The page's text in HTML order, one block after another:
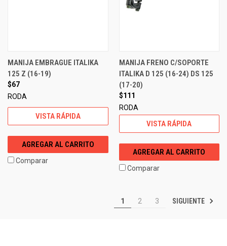
MANIJA EMBRAGUE ITALIKA
125 Z (16-19)
$67
RODA
VISTA RÁPIDA
AGREGAR AL CARRITO
Comparar
MANIJA FRENO C/SOPORTE
ITALIKA D 125 (16-24) DS 125
(17-20)
$111
RODA
VISTA RÁPIDA
AGREGAR AL CARRITO
Comparar
1 2 3 SIGUIENTE